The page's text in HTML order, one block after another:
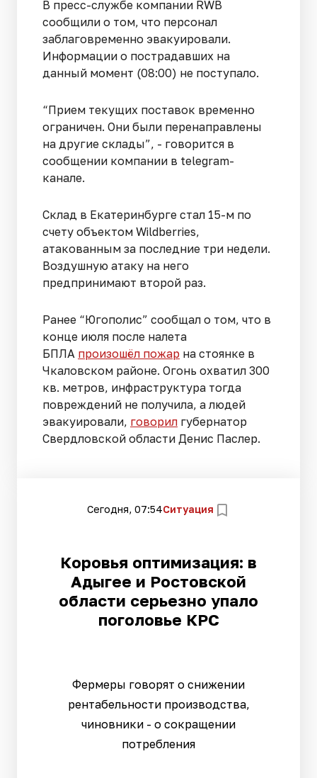
В пресс-службе компании RWB
сообщили о том, что персонал
заблаговременно эвакуировали.
Информации о пострадавших на
данный момент (08:00) не поступало.
“Прием текущих поставок временно
ограничен. Они были перенаправлены
на другие склады”, - говорится в
сообщении компании в telegram-
канале.
Склад в Екатеринбурге стал 15-м по
счету объектом Wildberries,
атакованным за последние три недели.
Воздушную атаку на него
предпринимают второй раз.
Ранее “Югополис” сообщал о том, что в
конце июля после налета
БПЛА произошёл пожар на стоянке в
Чкаловском районе. Огонь охватил 300
кв. метров, инфраструктура тогда
повреждений не получила, а людей
эвакуировали, говорил губернатор
Свердловской области Денис Паслер.
Сегодня, 07:54Ситуация
Коровья оптимизация: в
Адыгее и Ростовской
области серьезно упало
поголовье КРС
Фермеры говорят о снижении
рентабельности производства,
чиновники - о сокращении
потребления